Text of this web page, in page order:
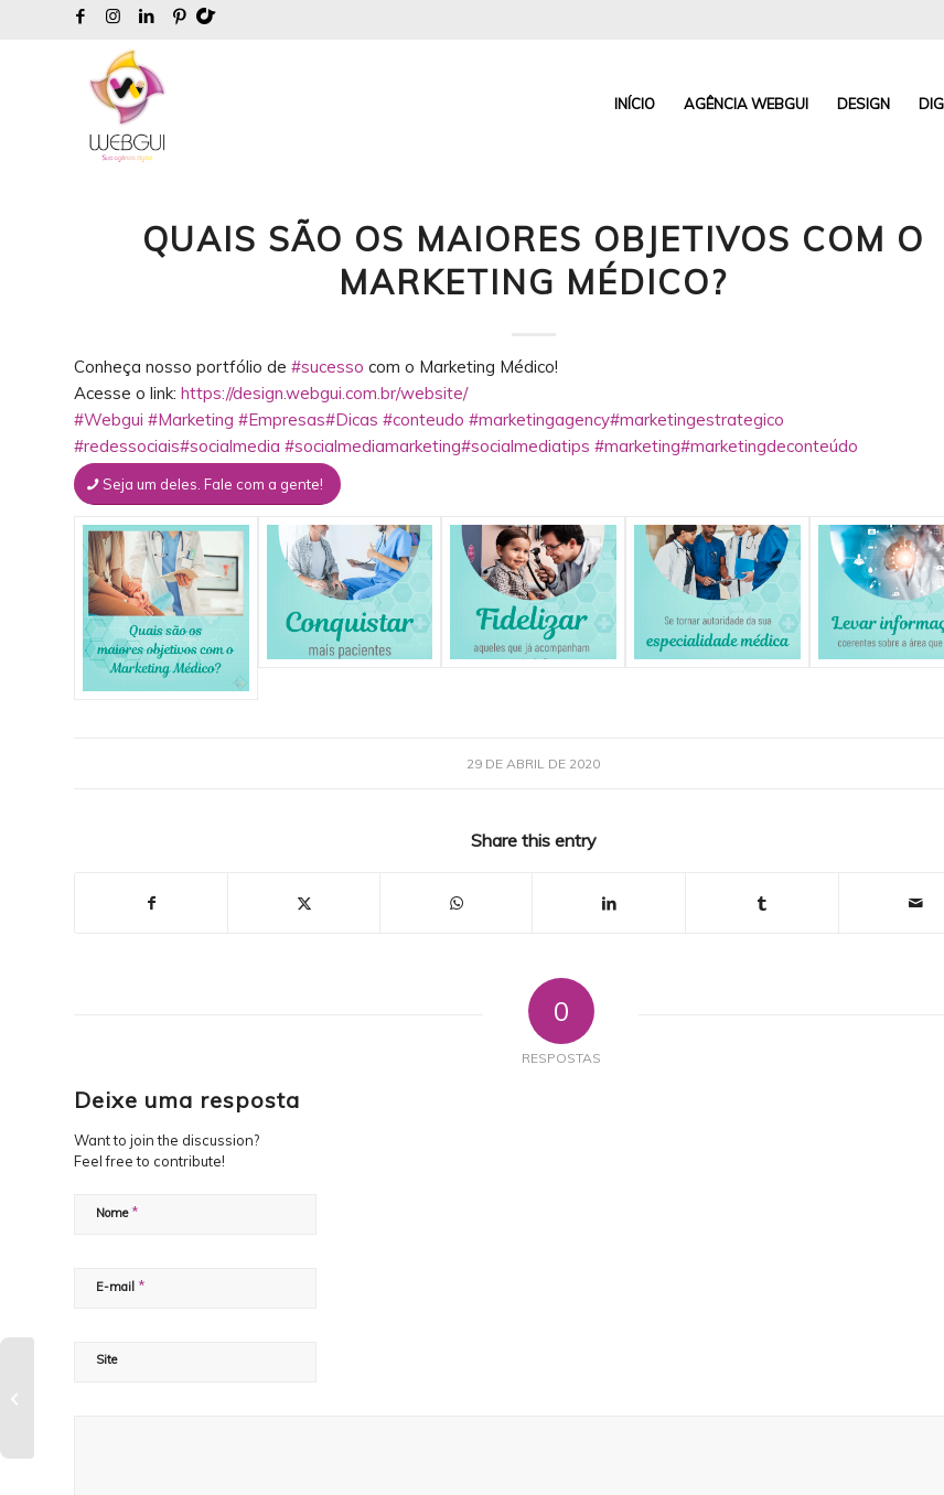
INÍCIO AGÊNCIA WEBGUI DESIGN
QUAIS SÃO OS MAIORES OBJETIVOS COM O
MARKETING MÉDICO?
Conheça nosso portfólio de #sucesso com o Marketing Médico!
Acesse o link: https://design.webgui.com.br/website/
#Webgui #Marketing #Empresas#Dicas #conteudo #marketingagency#marketingestrategico
#redessociais#socialmedia #socialmediamarketing#socialmediatips #marketing#marketingdeconteúdo
Seja um deles. Fale com a gente!
29 DE ABRIL DE 2020
Share this entry
0
RESPOSTAS
Deixe uma resposta
Want to join the discussion?
Feel free to contribute!
Nome *
E-mail *
Site
Não só de Redes